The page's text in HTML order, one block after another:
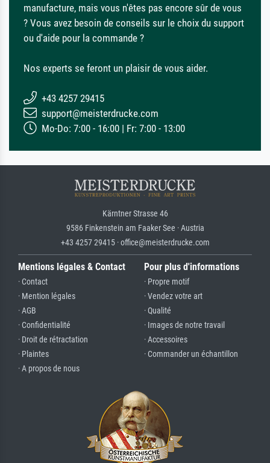
manufacture, mais vous n'êtes pas encore sûr de vous
? Vous avez besoin de conseils sur le choix du support
ou d'aide pour la commande ?
Nos experts se feront un plaisir de vous aider.
+43 4257 29415
support@meisterdrucke.com
Mo-Do: 7:00 - 16:00 | Fr: 7:00 - 13:00
Kärntner Strasse 46
9586 Finkenstein am Faaker See · Austria
+43 4257 29415 · office@meisterdrucke.com
Mentions légales & Contact
· Contact
· Mention légales
· AGB
· Confidentialité
· Droit de rétractation
· Plaintes
· A propos de nous
Pour plus d'informations
· Propre motif
· Vendez votre art
· Qualité
· Images de notre travail
· Accessoires
· Commander un échantillon